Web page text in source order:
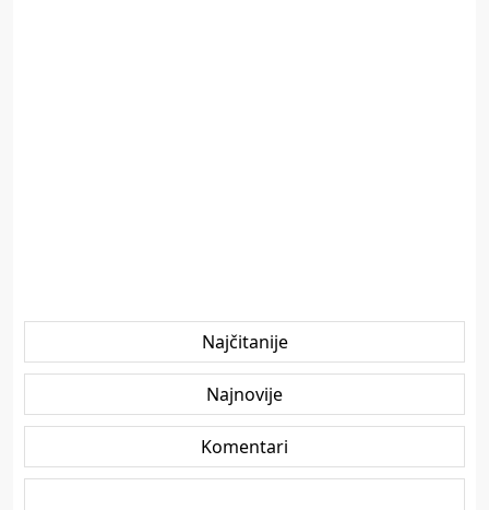
Najčitanije
Najnovije
Komentari